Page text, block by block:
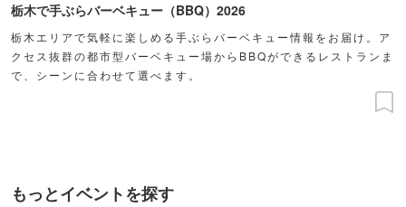
栃木で手ぶらバーベキュー（BBQ）2026
栃木エリアで気軽に楽しめる手ぶらバーベキュー情報をお届け。ア
クセス抜群の都市型バーベキュー場からBBQができるレストランま
で、シーンに合わせて選べます。
もっとイベントを探す